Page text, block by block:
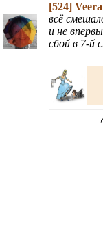
[524]
всё
и не
сбой в 7-й